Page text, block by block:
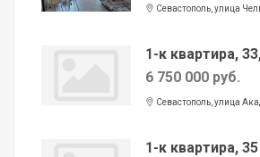
Севастополь, улица
1-к квартира,
6 750 000 руб.
Севастополь, улица
1-к квартира,